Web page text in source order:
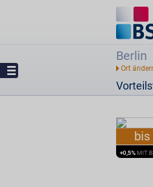
Berlin
bis
+0,5% MIT